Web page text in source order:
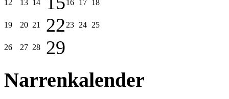
12 13 14 16 17 18
19 20 21 22 23 24 25
26 27 28 29
Narrenkalender